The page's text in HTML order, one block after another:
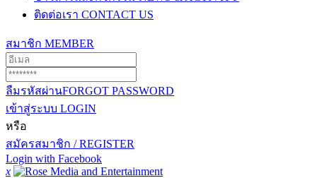
ติดต่อเรา CONTACT US
สมาชิก MEMBER
ลืมรหัสผ่านFORGOT PASSWORD
เข้าสู่ระบบ LOGIN
หรือ
สมัครสมาชิก / REGISTER
Login with Facebook
x